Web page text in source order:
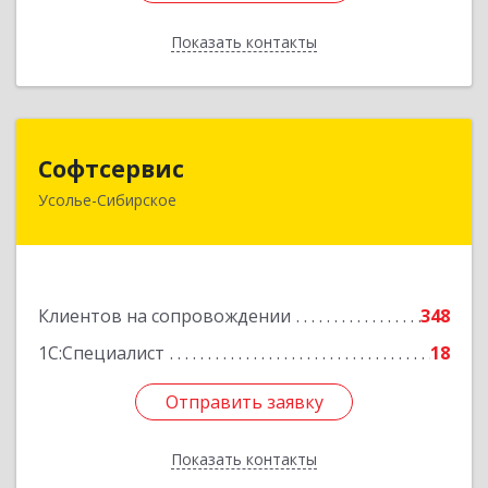
Показать контакты
Назад
Софтсервис
Усолье-Сибирское
Клиентов на сопровождении
348
1С:Специалист
18
Отправить заявку
Показать контакты
665451, Иркутская обл, Усолье-Сибирское г,
Отправить заявку
Назад